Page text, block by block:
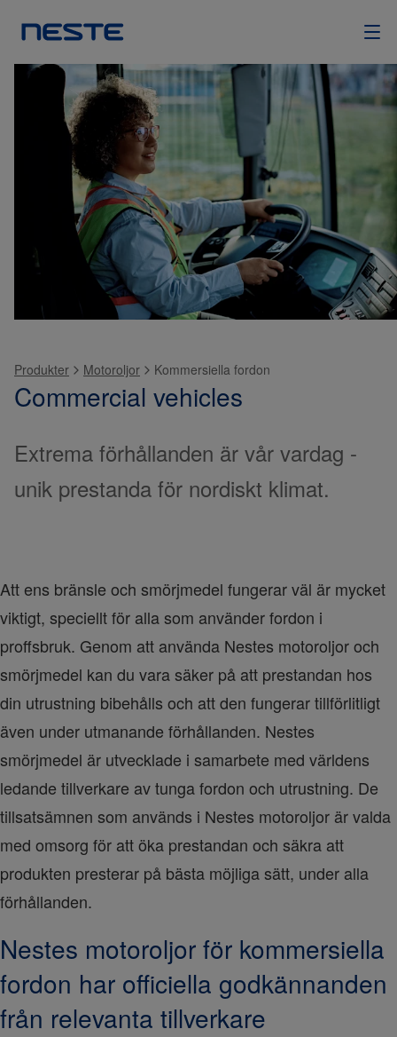
Produkter Motoroljor Kommersiella fordon
Commercial vehicles
Extrema förhållanden är vår vardag -
unik prestanda för nordiskt klimat.
Att ens bränsle och smörjmedel fungerar väl är mycket
viktigt, speciellt för alla som använder fordon i
proffsbruk. Genom att använda Nestes motoroljor och
smörjmedel kan du vara säker på att prestandan hos
din utrustning bibehålls och att den fungerar tillförlitligt
även under utmanande förhållanden. Nestes
smörjmedel är utvecklade i samarbete med världens
ledande tillverkare av tunga fordon och utrustning. De
tillsatsämnen som används i Nestes motoroljor är valda
med omsorg för att öka prestandan och säkra att
produkten presterar på bästa möjliga sätt, under alla
förhållanden.
Nestes motoroljor för kommersiella
fordon har officiella godkännanden
från relevanta tillverkare